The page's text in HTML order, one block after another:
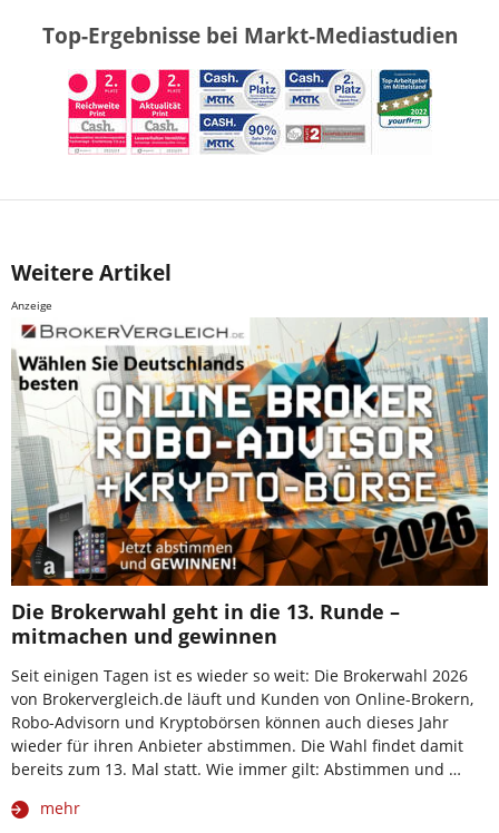
Top-Ergebnisse bei Markt-Mediastudien
Weitere Artikel
Anzeige
Die Brokerwahl geht in die 13. Runde –
mitmachen und gewinnen
Seit einigen Tagen ist es wieder so weit: Die Brokerwahl 2026
von Brokervergleich.de läuft und Kunden von Online-Brokern,
Robo-Advisorn und Kryptobörsen können auch dieses Jahr
wieder für ihren Anbieter abstimmen. Die Wahl findet damit
bereits zum 13. Mal statt. Wie immer gilt: Abstimmen und …
mehr